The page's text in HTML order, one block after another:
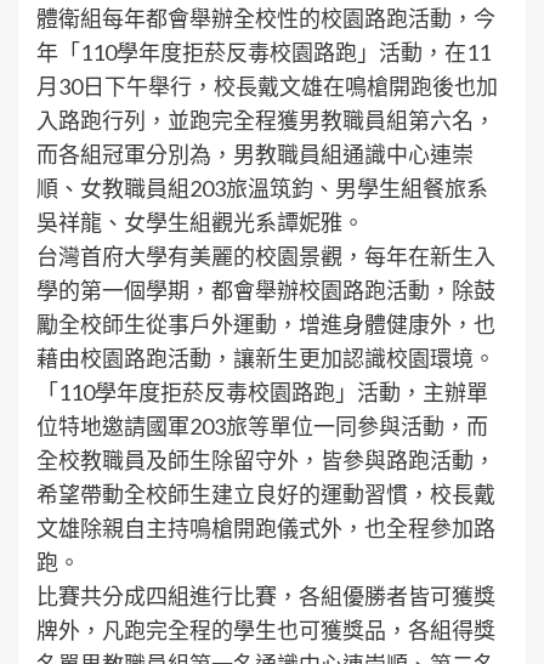
體衛組每年都會舉辦全校性的校園路跑活動，今
年「110學年度拒菸反毒校園路跑」活動，在11
月30日下午舉行，校長戴文雄在鳴槍開跑後也加
入路跑行列，並跑完全程獲男教職員組第六名，
而各組冠軍分別為，男教職員組通識中心連崇
順、女教職員組203旅溫筑鈞、男學生組餐旅系
吳祥龍、女學生組觀光系譚妮雅。
台灣首府大學有美麗的校園景觀，每年在新生入
學的第一個學期，都會舉辦校園路跑活動，除鼓
勵全校師生從事戶外運動，增進身體健康外，也
藉由校園路跑活動，讓新生更加認識校園環境。
「110學年度拒菸反毒校園路跑」活動，主辦單
位特地邀請國軍203旅等單位一同參與活動，而
全校教職員及師生除留守外，皆參與路跑活動，
希望帶動全校師生建立良好的運動習慣，校長戴
文雄除親自主持鳴槍開跑儀式外，也全程參加路
跑。
比賽共分成四組進行比賽，各組優勝者皆可獲獎
牌外，凡跑完全程的學生也可獲獎品，各組得獎